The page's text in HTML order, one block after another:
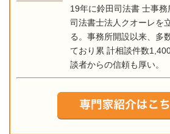
19年に鈴田司法書 士事
司法書士法人クオーレを
る。事務所開設以来、多
ており累 計相談件数
談者からの信頼も厚い。